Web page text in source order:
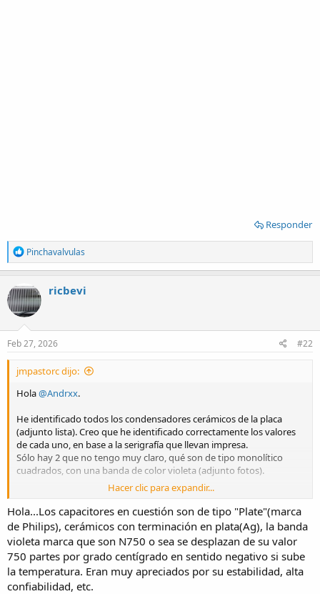
Responder
R
e
a
c
t
i
o
n
s
Pinchavalvulas
ricbevi
Feb 27, 2026 #22
jmpastorc dijo:
Hola@Andrxx.
He identificado todos los condensadores cerámicos de la placa
(adjunto lista). Creo que he identificado correctamente los valores
de cada uno, en base a la serigrafía que llevan impresa.
Sólo hay 2 que no tengo muy claro, qué son de tipo monolítico
cuadrados, con una banda de color violeta (adjunto fotos).
He encontrado una tienda web que los tienen todos, excepto el de
100pF, qué sólo está de tipo monolítico, no sé si esto tiene
importancia.
También tengo la duda sobre el voltaje, la mayoría de ellos en esta
tienda indica que son de 500v, ¿esto tendría alguna influencia?.
También tienen el IC que interesa TDA3565 y el cristal de 8,86mhz,
así aprovecharía para hacer un pedido de todo.
Hacer clic para expandir...
Hola...Los capacitores en cuestión son de tipo "Plate"(marca
de Philips), cerámicos con terminación en plata(Ag), la banda
violeta marca que son N750 o sea se desplazan de su valor
750 partes por grado centígrado en sentido negativo si sube
la temperatura. Eran muy apreciados por su estabilidad, alta
confiabilidad, etc.